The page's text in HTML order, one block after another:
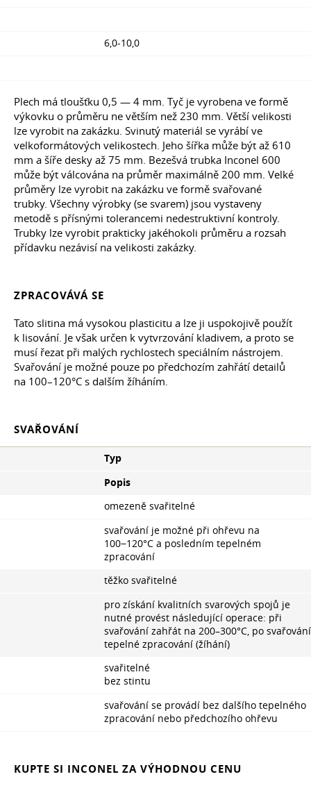
6,0-10,0
Plech má tloušťku 0,5 — 4 mm. Tyč je vyrobena ve formě
výkovku o průměru ne větším než 230 mm. Větší velikosti
lze vyrobit na zakázku. Svinutý materiál se vyrábí ve
velkoformátových velikostech. Jeho šířka může být až 610
mm a šíře desky až 75 mm. Bezešvá trubka Inconel 600
může být válcována na průměr maximálně 200 mm. Velké
průměry lze vyrobit na zakázku ve formě svařované
trubky. Všechny výrobky (se svarem) jsou vystaveny
metodě s přísnými tolerancemi nedestruktivní kontroly.
Trubky lze vyrobit prakticky jakéhokoli průměru a rozsah
přídavku nezávisí na velikosti zakázky.
ZPRACOVÁVÁ SE
Tato slitina má vysokou plasticitu a lze ji uspokojivě použít
k lisování. Je však určen k vytvrzování kladivem, a proto se
musí řezat při malých rychlostech speciálním nástrojem.
Svařování je možné pouze po předchozím zahřátí detailů
na 100–120°C s dalším žíháním.
SVAŘOVÁNÍ
Typ
Popis
omezeně svařitelné
svařování je možné při ohřevu na
100−120°С a posledním tepelném
zpracování
těžko svařitelné
pro získání kvalitních svarových spojů je
nutné provést následující operace: při
svařování zahřát na 200–300°C, po svařování
tepelné zpracování (žíhání)
svařitelné
bez stintu
svařování se provádí bez dalšího tepelného
zpracování nebo předchozího ohřevu
KUPTE SI INCONEL ZA VÝHODNOU CENU